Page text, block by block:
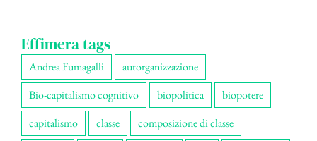
Effimera tags
Andrea Fumagalli
autorganizzazione
Bio-capitalismo cognitivo
biopolitica
biopotere
capitalismo
classe
composizione di classe